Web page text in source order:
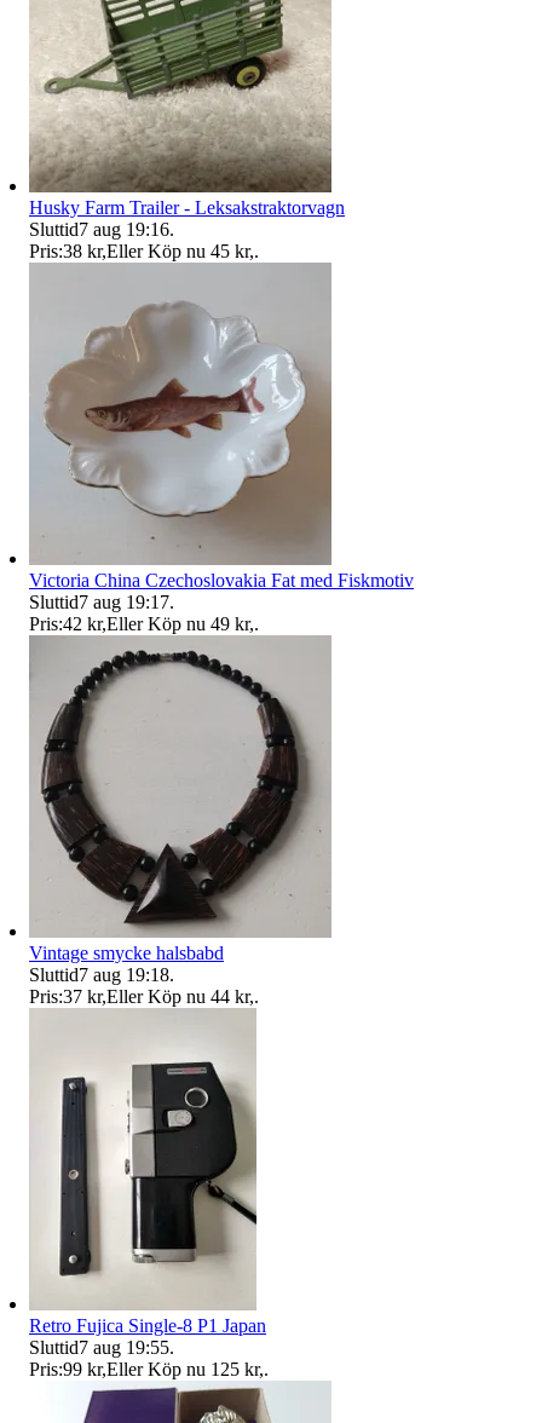
Husky Farm Trailer - Leksakstraktorvagn
Sluttid7 aug 19:16.
Pris:38 kr,Eller Köp nu 45 kr,.
Victoria China Czechoslovakia Fat med Fiskmotiv
Sluttid7 aug 19:17.
Pris:42 kr,Eller Köp nu 49 kr,.
Vintage smycke halsbabd
Sluttid7 aug 19:18.
Pris:37 kr,Eller Köp nu 44 kr,.
Retro Fujica Single-8 P1 Japan
Sluttid7 aug 19:55.
Pris:99 kr,Eller Köp nu 125 kr,.